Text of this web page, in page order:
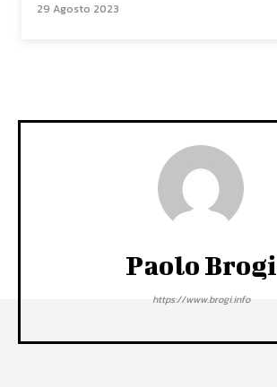
29 Agosto 2023
Paolo Brogi
https://www.brogi.info